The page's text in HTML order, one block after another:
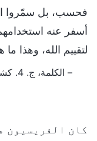
فحسب، بل سمّروا
أسفر عنه
لتقييم الله، وهذا
–
كان الفريسيون